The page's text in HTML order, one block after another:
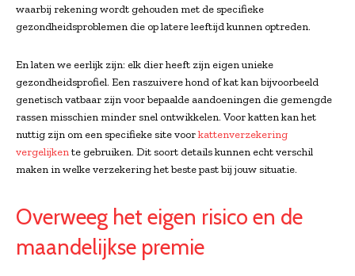
waarbij rekening wordt gehouden met de specifieke
gezondheidsproblemen die op latere leeftijd kunnen optreden.
En laten we eerlijk zijn: elk dier heeft zijn eigen unieke
gezondheidsprofiel. Een raszuivere hond of kat kan bijvoorbeeld
genetisch vatbaar zijn voor bepaalde aandoeningen die gemengde
rassen misschien minder snel ontwikkelen. Voor katten kan het
nuttig zijn om een specifieke site voorkattenverzekering
vergelijkente gebruiken. Dit soort details kunnen echt verschil
maken in welke verzekering het beste past bij jouw situatie.
Overweeg het eigen risico en de
maandelijkse premie